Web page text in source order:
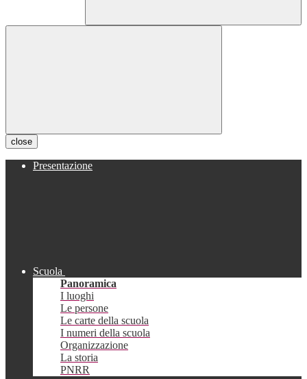
close
Presentazione
Scuola
Panoramica
I luoghi
Le persone
Le carte della scuola
I numeri della scuola
Organizzazione
La storia
PNRR